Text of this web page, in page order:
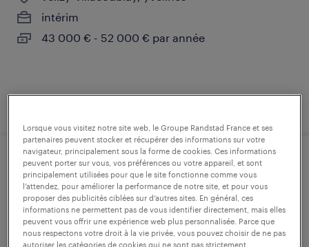
intérim
43 000 € - 52 000 € par année
gestionnaire administration paie (f/h)
vélizy-villacoublay, yvelines
intérim
34 000 € par mois
Lorsque vous visitez notre site web, le Groupe Randstad France et ses
partenaires peuvent stocker et récupérer des informations sur votre
navigateur, principalement sous la forme de cookies. Ces informations
peuvent porter sur vous, vos préférences ou votre appareil, et sont
principalement utilisées pour que le site fonctionne comme vous
l’attendez, pour améliorer la performance de notre site, et pour vous
proposer des publicités ciblées sur d’autres sites. En général, ces
informations ne permettent pas de vous identifier directement, mais elles
peuvent vous offrir une expérience web plus personnalisée. Parce que
nous respectons votre droit à la vie privée, vous pouvez choisir de ne pas
autoriser les catégories de cookies qui ne sont pas strictement